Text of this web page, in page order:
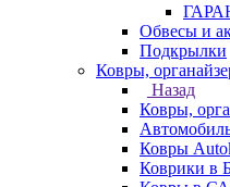
Обвесы и
Подкрылки
Ковры,
Назад
Ковры,
Ковры
Коврики